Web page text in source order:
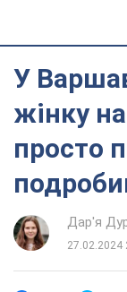
У
жінку
просто
Дар'я
27.02.2024